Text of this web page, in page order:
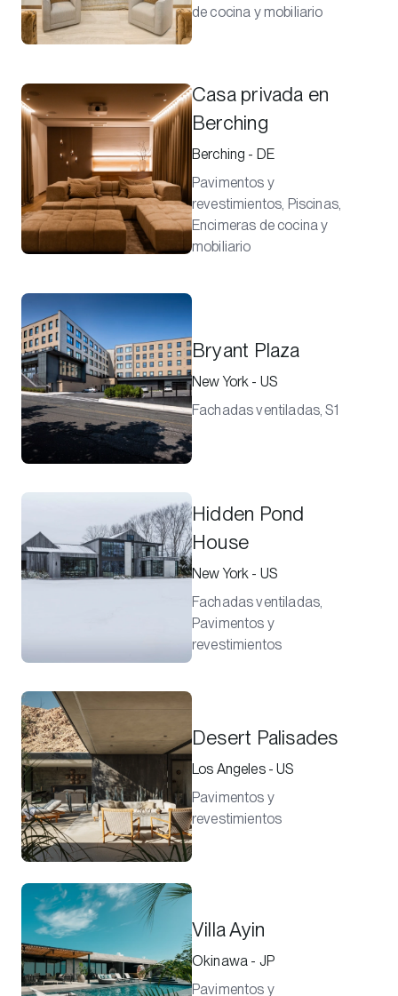
de cocina y mobiliario
Casa privada en
Berching
Berching - DE
Pavimentos y
revestimientos, Piscinas,
Encimeras de cocina y
mobiliario
Bryant Plaza
New York - US
Fachadas ventiladas, S1
Hidden Pond
House
New York - US
Fachadas ventiladas,
Pavimentos y
revestimientos
Desert Palisades
Los Angeles - US
Pavimentos y
revestimientos
Villa Ayin
Okinawa - JP
Pavimentos y